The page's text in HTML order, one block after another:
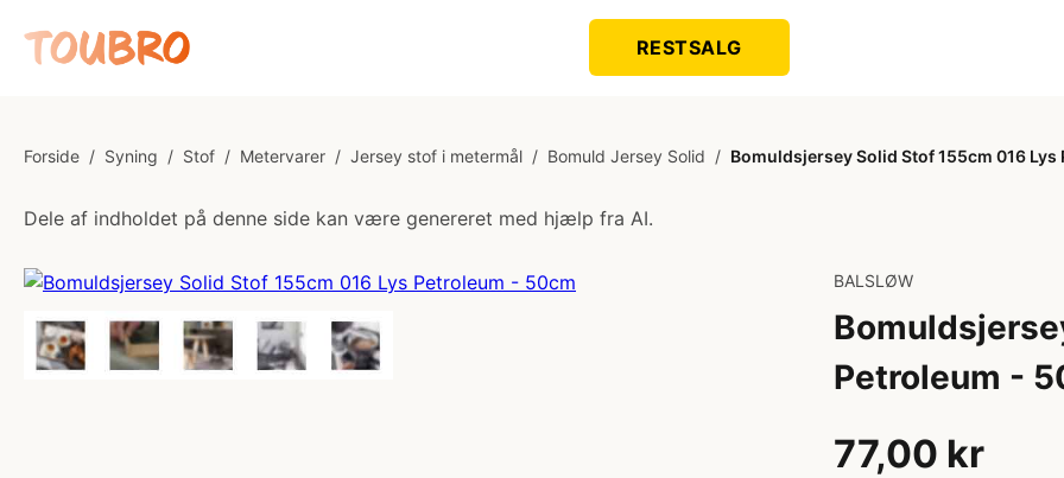
RESTSALG
Forside / Syning / Stof / Metervarer / Jersey stof i metermål / Bomuld Jersey Solid / Bomuldsjersey Solid Stof 155cm 016
Dele af indholdet på denne side kan være genereret med hjælp fra AI.
BALSLØW
Petroleum -
77,00 kr